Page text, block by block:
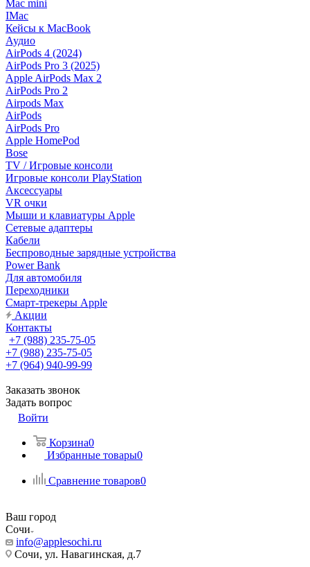
Mac mini
IMac
Кейсы к MacBook
Аудио
AirPods 4 (2024)
AirPods Pro 3 (2025)
Apple AirPods Max 2
AirPods Pro 2
Airpods Max
AirPods
AirPods Pro
Apple HomePod
Bose
TV / Игровые консоли
Игровые консоли PlayStation
Аксессуары
VR очки
Мыши и клавиатуры Apple
Сетевые адаптеры
Кабели
Беспроводные зарядные устройства
Power Bank
Для автомобиля
Переходники
Смарт-трекеры Apple
Акции
Контакты
+7 (988) 235-75-05
+7 (988) 235-75-05
+7 (964) 940-99-99
Заказать звонок
Задать вопрос
Войти
Корзина0
Избранные товары0
Сравнение товаров0
Ваш город
Сочи
info@applesochi.ru
Сочи, ул. Навагинская, д.7